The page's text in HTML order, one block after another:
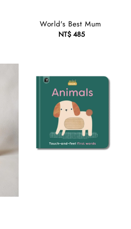
World's Best Mum
Regular
NT$ 485